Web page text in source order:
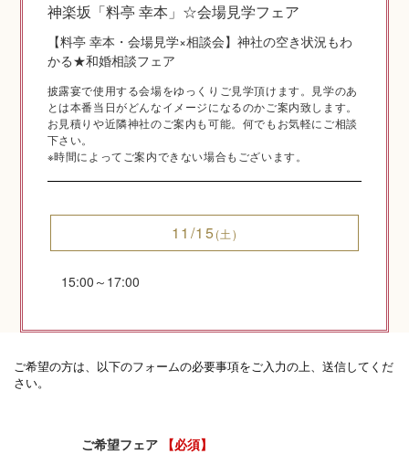
神前式とは
神楽坂「料亭 幸本」☆会場見学フェア
【料亭 幸本・会場見学×相談会】神社の空き状況もわ
かる★和婚相談フェア
披露宴で使用する会場をゆっくりご見学頂けます。見学のあ
とは本番当日がどんなイメージになるのかご案内致します。
お見積りや近隣神社のご案内も可能。何でもお気軽にご相談
下さい。
※時間によってご案内できない場合もございます。
11/15(土)
15:00～17:00